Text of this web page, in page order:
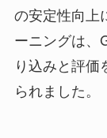
の安定性向上
ーニングは、
り込みと評
られました。